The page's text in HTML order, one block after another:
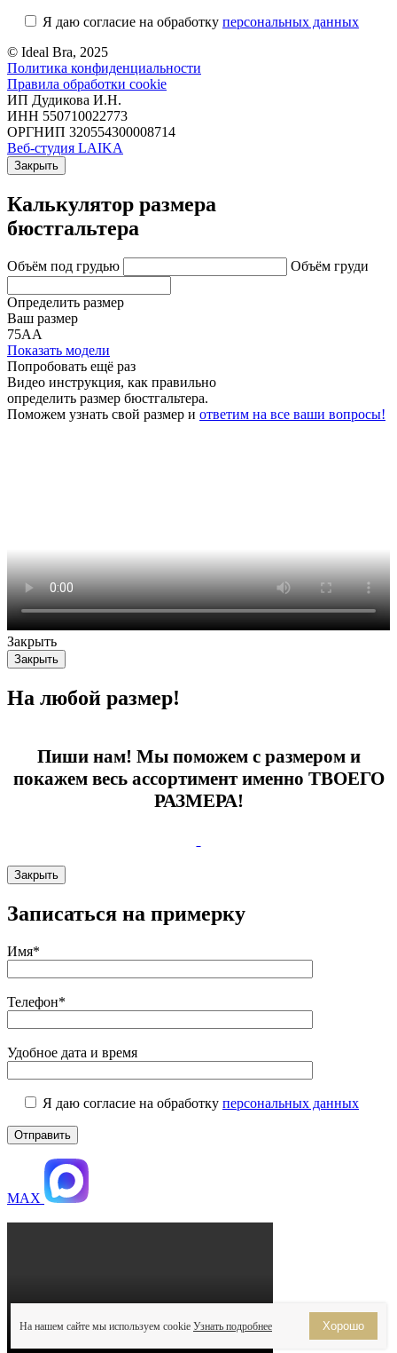
На нашем сайте мы используем cookie Узнать подробнее Хорошо
Я даю согласие на обработку персональных данных
© Ideal Bra, 2025
Политика конфиденциальности
Правила обработки cookie
ИП Дудикова И.Н.
ИНН 550710022773
ОРГНИП 320554300008714
Веб-студия LAIKA
Закрыть
Калькулятор размера
бюстгальтера
Объём под грудью Объём груди
Определить размер
Ваш размер
75АА
Показать модели
Попробовать ещё раз
Видео инструкция, как правильно
определить размер бюстгальтера.
Поможем узнать свой размер и ответим на все ваши вопросы!
Закрыть
Закрыть
На любой размер!
Пиши нам! Мы поможем с размером и
покажем весь ассортимент именно ТВОЕГО
РАЗМЕРА!
Закрыть
Записаться на примерку
Имя*
Телефон*
Удобное дата и время
Я даю согласие на обработку персональных данных
MAX